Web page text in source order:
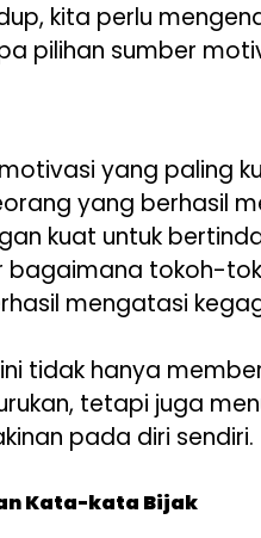
kita perlu
pilihan sumber
yang paling
yang berhasil
kuat untuk
tokoh-
mengatasi
tidak hanya
tetapi juga
pada diri sendiri.
Kata-kata Bijak